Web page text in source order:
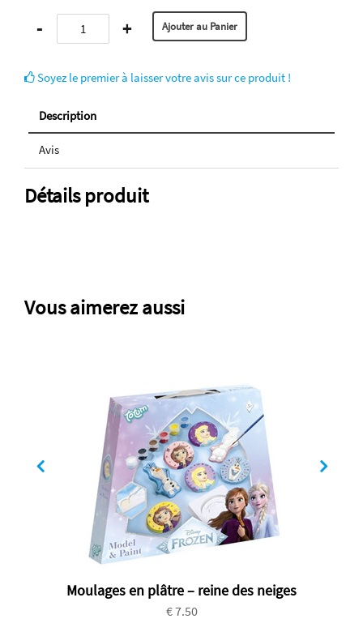
- +
Soyez le premier à laisser votre avis sur ce produit !
Description
Avis
Détails produit
Vous aimerez aussi
Moulages en plâtre – reine des neiges
€ 7.50